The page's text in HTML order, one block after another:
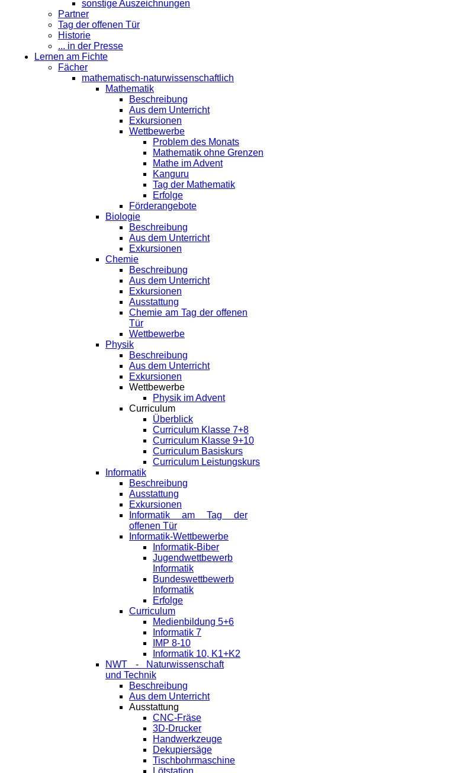
sonstige Auszeichnungen
Partner
Tag der offenen Tür
Historie
... in der Presse
Lernen am Fichte
Fächer
mathematisch-naturwissenschaftlich
Mathematik
Beschreibung
Aus dem Unterricht
Exkursionen
Wettbewerbe
Problem des Monats
Mathematik ohne Grenzen
Mathe im Advent
Kanguru
Tag der Mathematik
Erfolge
Förderangebote
Biologie
Beschreibung
Aus dem Unterricht
Exkursionen
Chemie
Beschreibung
Aus dem Unterricht
Exkursionen
Ausstattung
Chemie am Tag der offenen
Tür
Wettbewerbe
Physik
Beschreibung
Aus dem Unterricht
Exkursionen
Wettbewerbe
Physik im Advent
Curriculum
Überblick
Curriculum Klasse 7+8
Curriculum Klasse 9+10
Curriculum Basiskurs
Curriculum Leistungskurs
Informatik
Beschreibung
Ausstattung
Exkursionen
Informatik am Tag der
offenen Tür
Informatik-Wettbewerbe
Informatik-Biber
Jugendwettbewerb
Informatik
Bundeswettbewerb
Informatik
Erfolge
Curriculum
Medienbildung 5+6
Informatik 7
IMP 8-10
Informatik 10, K1+K2
NWT - Naturwissenschaft
und Technik
Beschreibung
Aus dem Unterricht
Ausstattung
CNC-Fräse
3D-Drucker
Handwerkzeuge
Dekupiersäge
Tischbohrmaschine
Lötstation